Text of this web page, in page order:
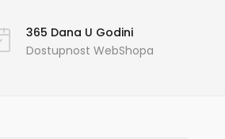
365 Dana U Godini
Dostupnost WebShopa